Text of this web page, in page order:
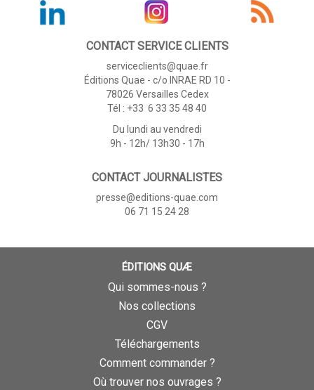
CONTACT SERVICE CLIENTS
serviceclients@quae.fr
Éditions Quae - c/o INRAE RD 10 -
78026 Versailles Cedex
Tél : +33 6 33 35 48 40
Du lundi au vendredi
9h - 12h/ 13h30 - 17h
CONTACT JOURNALISTES
presse@editions-quae.com
06 71 15 24 28
ÉDITIONS QUÆ
Qui sommes-nous ?
Nos collections
CGV
Téléchargements
Comment commander ?
Où trouver nos ouvrages ?